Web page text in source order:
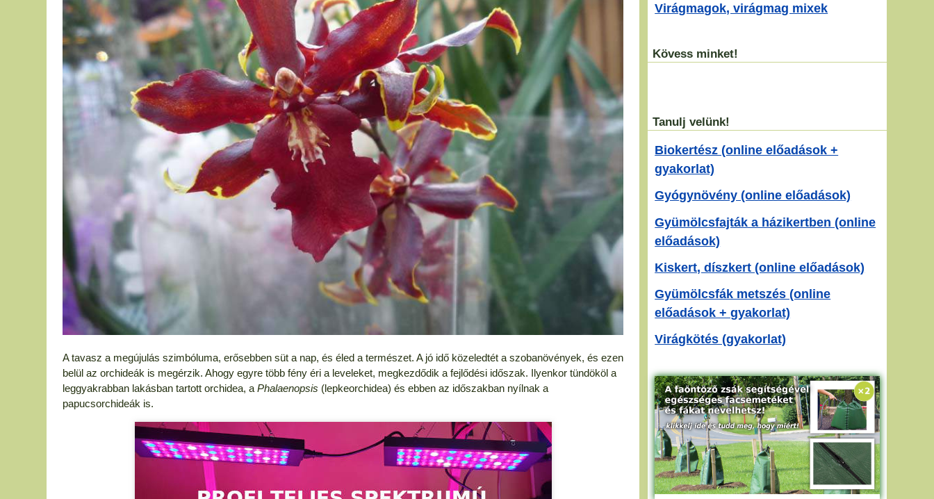
A tavasz a megújulás szimbóluma, erősebben süt a nap, és éled a természet. A jó idő közeledtét a szobanövények, és ezen
belül az orchideák is megérzik. Ahogy egyre több fény éri a leveleket, megkezdődik a fejlődési időszak. Ilyenkor tündököl a
leggyakrabban lakásban tartott orchidea, a Phalaenopsis (lepkeorchidea) és ebben az időszakban nyílnak a
papucsorchideák is.
Virágmagok, virágmag mixek
Kövess minket!
Tanulj velünk!
Biokertész (online előadások +
gyakorlat)
Gyógynövény (online előadások)
Gyümölcsfajták a házikertben (online
előadások)
Kiskert, díszkert (online előadások)
Gyümölcsfák metszés (online
előadások + gyakorlat)
Virágkötés (gyakorlat)